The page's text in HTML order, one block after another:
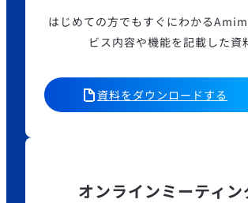
はじめての方でもすぐにわかる
ビス内容や機能を記載した資
資料をダウンロードする
オンラインミーティン